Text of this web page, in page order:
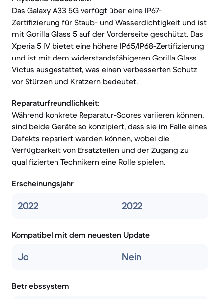
Das Galaxy A33 5G verfügt über eine IP67-
Zertifizierung für Staub- und Wasserdichtigkeit und ist
mit Gorilla Glass 5 auf der Vorderseite geschützt. Das
Xperia 5 IV bietet eine höhere IP65/IP68-Zertifizierung
und ist mit dem widerstandsfähigeren Gorilla Glass
Victus ausgestattet, was einen verbesserten Schutz
vor Stürzen und Kratzern bedeutet.
Reparaturfreundlichkeit:
Während konkrete Reparatur-Scores variieren können,
sind beide Geräte so konzipiert, dass sie im Falle eines
Defekts repariert werden können, wobei die
Verfügbarkeit von Ersatzteilen und der Zugang zu
qualifizierten Technikern eine Rolle spielen.
Erscheinungsjahr
2022 2022
Kompatibel mit dem neuesten Update
Ja Nein
Betriebssystem